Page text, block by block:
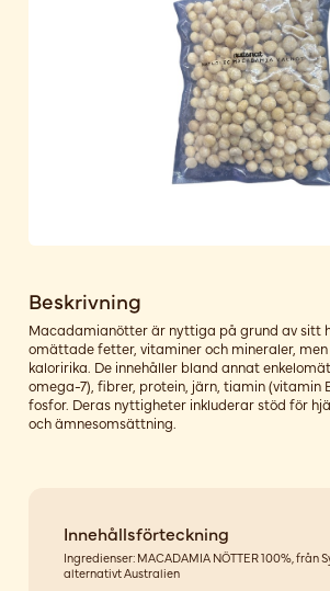
Beskrivning
Macadamianötter är nyttiga på grund av sitt
omättade fetter, vitaminer och mineraler,
kaloririka. De innehåller bland annat
omega-7), fibrer, protein, järn, tiamin (vitamin
fosfor. Deras nyttigheter inkluderar stöd för
och ämnesomsättning.
Innehållsförteckning
Ingredienser: MACADAMIA NÖTTER 100%, från
alternativt Australien